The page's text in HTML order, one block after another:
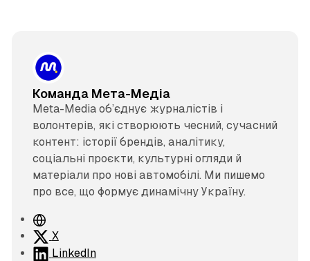
Команда Мета-Медіа
Meta-Media об’єднує журналістів і
волонтерів, які створюють чесний, сучасний
контент: історії брендів, аналітику,
соціальні проєкти, культурні огляди й
матеріали про нові автомобілі. Ми пишемо
про все, що формує динамічну Україну.
В
е
б
X
LinkedIn